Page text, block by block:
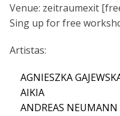
Venue: zeitraumexit
Sing up for free
Artistas:
AGNIESZKA
AIKIA
ANDREAS NEUMANN